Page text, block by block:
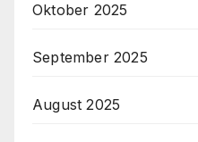
Oktober 2025
September 2025
August 2025